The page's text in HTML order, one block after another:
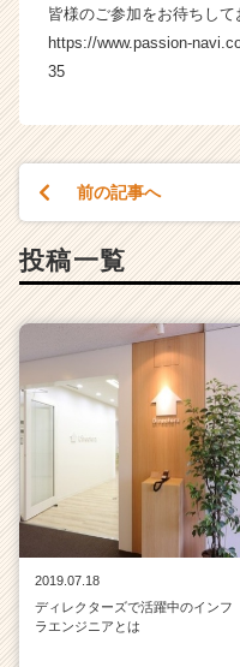
e
r）
皆様のご参加をお待ちして
https://www.passion-
35
前の記事へ
投稿一覧
2019.07.18
ディレクターズで活躍中のインフ
ラエンジニアとは